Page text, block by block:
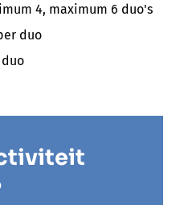
4, maximum 6 duo's
duo